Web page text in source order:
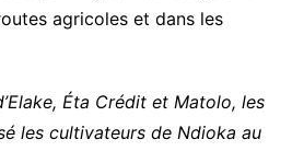
agricoles et dans les
Éta Crédit et Matolo, les
les cultivateurs de Ndioka au